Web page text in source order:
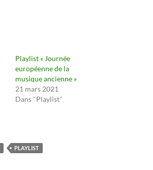
Playlist « Journée
européenne de la
musique ancienne »
21 mars 2021
Dans "Playlist"
PLAYLIST